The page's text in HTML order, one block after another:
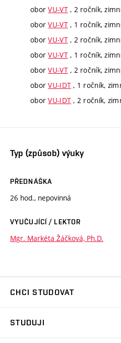
oborVU-VT, 2 ročník,
oborVU-VT, 1 ročník,
oborVU-VT, 2 ročník,
oborVU-VT, 1 ročník,
oborVU-VT, 2 ročník,
oborVU-IDT , 1 ročník,
oborVU-IDT , 2 ročník,
Typ (způsob) výuky
PŘEDNÁŠKA
26 hod., nepovinná
VYUČUJÍCÍ / LEKTOR
Mgr. Markéta Žáčková, Ph.D.
CHCI STUDOVAT
STUDUJI